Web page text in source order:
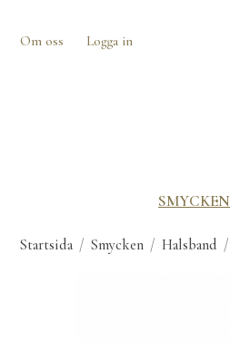
Om oss Logga in
SMYCKEN
Startsida / Smycken / Halsband /